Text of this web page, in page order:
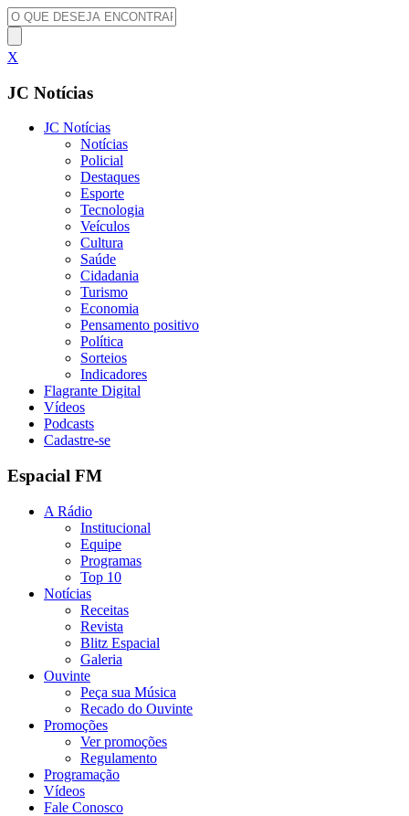
X
JC Notícias
JC Notícias
Notícias
Policial
Destaques
Esporte
Tecnologia
Veículos
Cultura
Saúde
Cidadania
Turismo
Economia
Pensamento positivo
Política
Sorteios
Indicadores
Flagrante Digital
Vídeos
Podcasts
Cadastre-se
Espacial FM
A Rádio
Institucional
Equipe
Programas
Top 10
Notícias
Receitas
Revista
Blitz Espacial
Galeria
Ouvinte
Peça sua Música
Recado do Ouvinte
Promoções
Ver promoções
Regulamento
Programação
Vídeos
Fale Conosco